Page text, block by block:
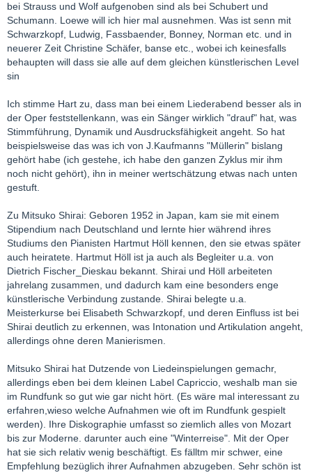
bei Strauss und Wolf aufgenoben sind als bei Schubert und
Schumann. Loewe will ich hier mal ausnehmen. Was ist senn mit
Schwarzkopf, Ludwig, Fassbaender, Bonney, Norman etc. und in
neuerer Zeit Christine Schäfer, banse etc., wobei ich keinesfalls
behaupten will dass sie alle auf dem gleichen künstlerischen Level
sin
Ich stimme Hart zu, dass man bei einem Liederabend besser als in
der Oper feststellenkann, was ein Sänger wirklich "drauf" hat, was
Stimmführung, Dynamik und Ausdrucksfähigkeit angeht. So hat
beispielsweise das was ich von J.Kaufmanns "Müllerin" bislang
gehört habe (ich gestehe, ich habe den ganzen Zyklus mir ihm
noch nicht gehört), ihn in meiner wertschätzung etwas nach unten
gestuft.
Zu Mitsuko Shirai: Geboren 1952 in Japan, kam sie mit einem
Stipendium nach Deutschland und lernte hier während ihres
Studiums den Pianisten Hartmut Höll kennen, den sie etwas später
auch heiratete. Hartmut Höll ist ja auch als Begleiter u.a. von
Dietrich Fischer_Dieskau bekannt. Shirai und Höll arbeiteten
jahrelang zusammen, und dadurch kam eine besonders enge
künstlerische Verbindung zustande. Shirai belegte u.a.
Meisterkurse bei Elisabeth Schwarzkopf, und deren Einfluss ist bei
Shirai deutlich zu erkennen, was Intonation und Artikulation angeht,
allerdings ohne deren Manierismen.
Mitsuko Shirai hat Dutzende von Liedeinspielungen gemachr,
allerdings eben bei dem kleinen Label Capriccio, weshalb man sie
im Rundfunk so gut wie gar nicht hört. (Es wäre mal interessant zu
erfahren,wieso welche Aufnahmen wie oft im Rundfunk gespielt
werden). Ihre Diskographie umfasst so ziemlich alles von Mozart
bis zur Moderne. darunter auch eine "Winterreise". Mit der Oper
hat sie sich relativ wenig beschäftigt. Es fälltm mir schwer, eine
Empfehlung bezüglich ihrer Aufnahmen abzugeben. Sehr schön ist